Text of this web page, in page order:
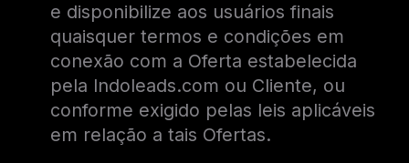
e disponibilize aos usuários finais
quaisquer termos e condições em
conexão com a Oferta estabelecida
pela Indoleads.com ou Cliente, ou
conforme exigido pelas leis aplicáveis ​​
em relação a tais Ofertas.